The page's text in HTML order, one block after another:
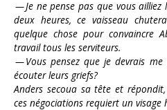
— Je ne pense pas que vous ailliez
deux heures, ce vaisseau
quelque chose pour convaincre
travail tous les serviteurs.
— Vous pensez que je devrais
écouter leurs griefs?
Anders secoua sa tête et
ces négociations requiert un visage